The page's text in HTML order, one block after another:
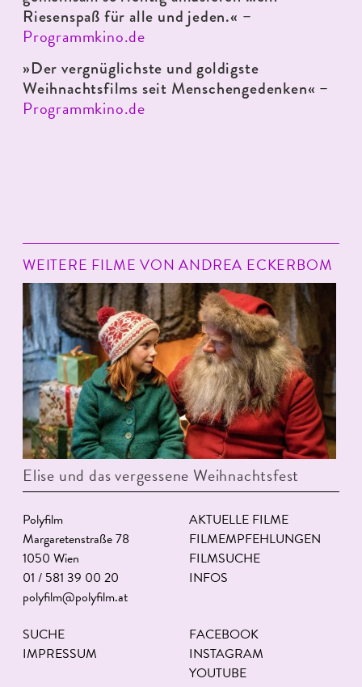
Riesenspaß für alle und jeden.« –
Programmkino.de
»Der vergnüglichste und goldigste
Weihnachtsfilms seit Menschengedenken« –
Programmkino.de
WEITERE FILME VON ANDREA ECKERBOM
Elise und das vergessene Weihnachtsfest
Polyfilm
Margaretenstraße 78
1050 Wien
01 / 581 39 00 20
polyfilm@polyfilm.at
AKTUELLE FILME
FILMEMPFEHLUNGEN
FILMSUCHE
INFOS
SUCHE
IMPRESSUM
FACEBOOK
INSTAGRAM
YOUTUBE